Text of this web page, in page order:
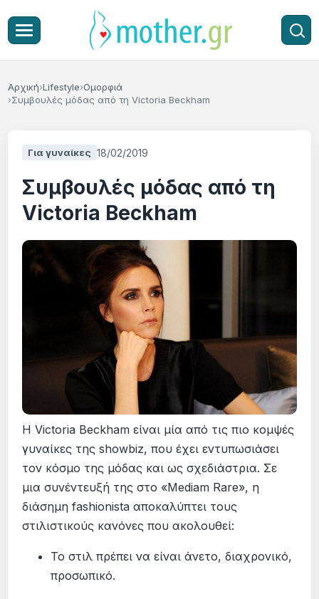
Αρχική Lifestyle Ομορφιά
Συμβουλές μόδας από τη Victoria Beckham
Για γυναίκες 18/02/2019
Συμβουλές μόδας από τη
Victoria Beckham
Η Victoria Beckham είναι μία από τις πιο κομψές
γυναίκες της showbiz, που έχει εντυπωσιάσει
τον κόσμο της μόδας και ως σχεδιάστρια. Σε
μια συνέντευξή της στο «Mediam Rare», η
διάσημη fashionista αποκαλύπτει τους
στιλιστικούς κανόνες που ακολουθεί:
To στιλ πρέπει να είναι άνετο, διαχρονικό,
προσωπικό.